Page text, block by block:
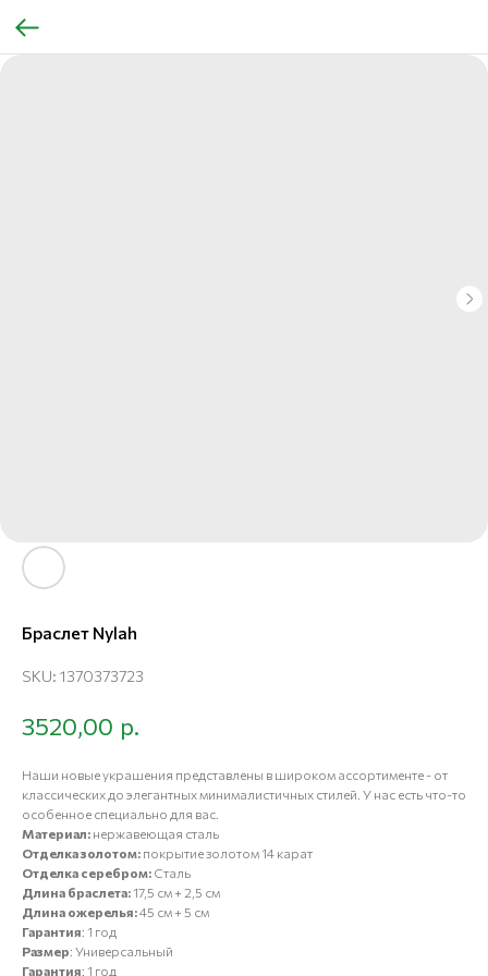
Браслет Nylah
SKU: 1370373723
3520,00 р.
Наши новые украшения представлены в широком ассортименте - от
классических до элегантных минималистичных стилей. У нас есть что-то
особенное специально для вас.
Материал: нержавеющая сталь
Отделка золотом: покрытие золотом 14 карат
Отделка серебром: Сталь
Длина браслета:17,5 см + 2,5 см
Длина ожерелья:45 см + 5 см
Гарантия: 1 год
Размер: Универсальный
Гарантия: 1 год